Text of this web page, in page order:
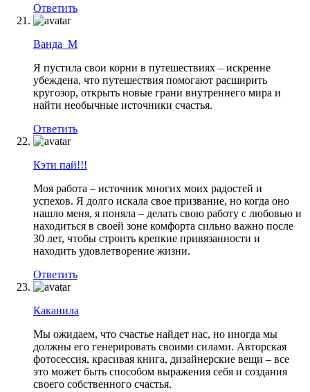
Ответить
Ванда_М
Я пустила свои корни в путешествиях – искренне
убеждена, что путешествия помогают расширить
кругозор, открыть новые грани внутреннего мира и
найти необычные источники счастья.
Ответить
Кэти пай!!!
Моя работа – источник многих моих радостей и
успехов. Я долго искала свое призвание, но когда оно
нашло меня, я поняла – делать свою работу с любовью и
находиться в своей зоне комфорта сильно важно после
30 лет, чтобы строить крепкие привязанности и
находить удовлетворение жизни.
Ответить
Каканила
Мы ожидаем, что счастье найдет нас, но иногда мы
должны его генерировать своими силами. Авторская
фотосессия, красивая книга, дизайнерские вещи – все
это может быть способом выражения себя и создания
своего собственного счастья.